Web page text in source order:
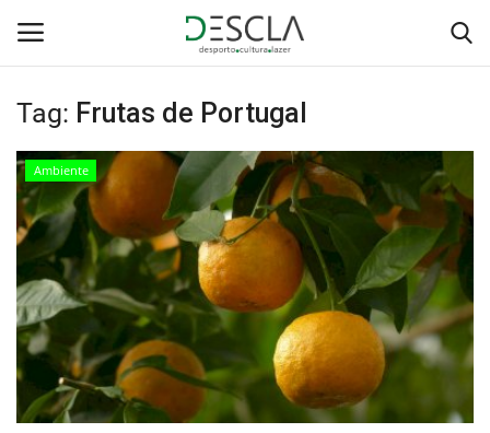
Login Registar
Home
...by Descla
Desporto
Contactos
Sobre Nós
Tag: Frutas de Portugal
Ambiente